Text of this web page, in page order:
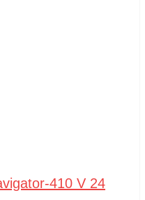
410 V 24